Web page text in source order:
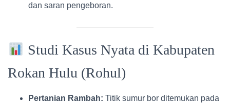
dan saran pengeboran.
Studi Kasus Nyata di Kabupaten
Rokan Hulu (Rohul)
Pertanian Rambah: Titik sumur bor ditemukan pada